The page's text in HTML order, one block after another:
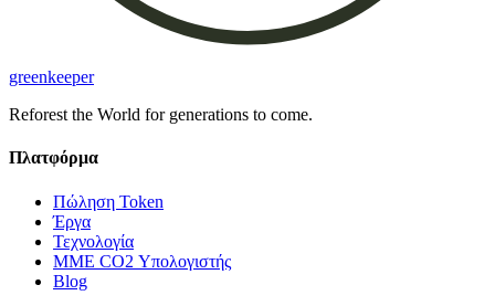
greenkeeper
Reforest the World for generations to come.
Πλατφόρμα
Πώληση Token
Έργα
Τεχνολογία
ΜΜΕ CO2 Υπολογιστής
Blog